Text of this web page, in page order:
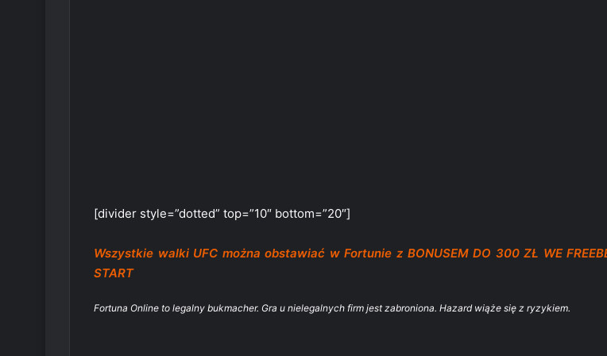
[divider style=”dotted” top=”10″ bottom=”20″]
Wszystkie walki UFC można obstawiać w Fortunie z BONUSEM DO 300 ZŁ WE
START
Fortuna Online to legalny bukmacher. Gra u nielegalnych firm jest zabroniona. Hazard wiąże się z ryzykiem.